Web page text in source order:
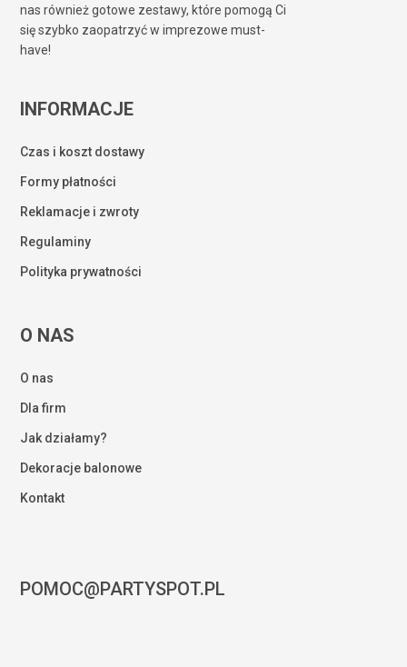
nas również gotowe zestawy, które pomogą Ci
się szybko zaopatrzyć w imprezowe must-
have!
INFORMACJE
Czas i koszt dostawy
Formy płatności
Reklamacje i zwroty
Regulaminy
Polityka prywatności
O NAS
O nas
Dla firm
Jak działamy?
Dekoracje balonowe
Kontakt
POMOC@PARTYSPOT.PL